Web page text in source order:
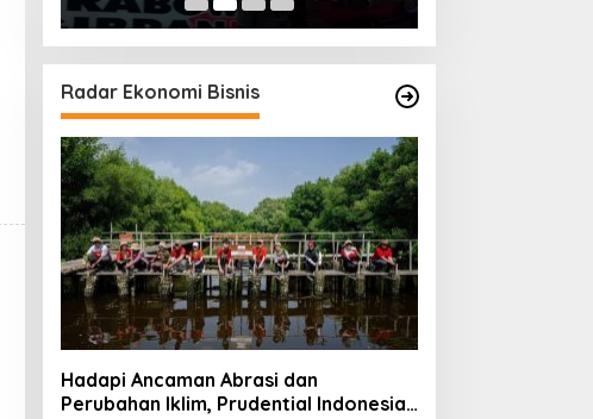
Radar Ekonomi Bisnis
Hadapi Ancaman Abrasi dan
Perubahan Iklim, Prudential Indonesia